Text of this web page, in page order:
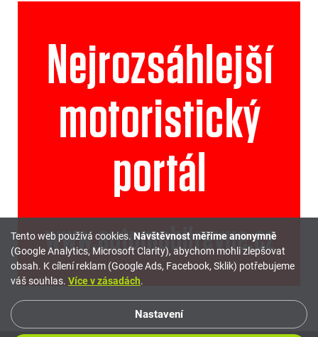
Tento web používá cookies. Návštěvnost měříme anonymně
(Google Analytics, Microsoft Clarity), abychom mohli zlepšovat
obsah. K cílení reklam (Google Ads, Facebook, Sklik) potřebujeme
váš souhlas. Více v zásadách.
Nastavení